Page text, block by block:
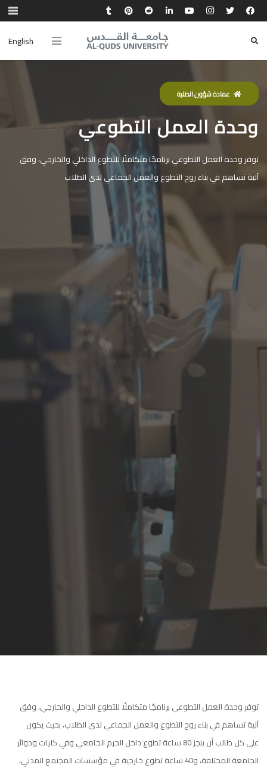
English
عمادة شؤون الطلبة
وحدة العمل التطوعي
توفر وحدة العمل التطوعي برنامجًا متكاملًا للتطوع الداخلي والخارجي، وفق
آلية تساهم في بناء روح التطوع والعمل الجماعي لدى الطلاب
توفر وحدة العمل التطوعي برنامجًا متكاملًا للتطوع الداخلي والخارجي، وفق
آلية تساهم في بناء روح التطوع والعمل الجماعي لدى الطلاب، بحيث يكون
على كل طالب أن ينجز 80 ساعة تطوع داخل الحرم الجامعي وفي كليات ودوائر
الجامعة المختلفة، و40 ساعة تطوع خارجية في مؤسسات المجتمع المدني،